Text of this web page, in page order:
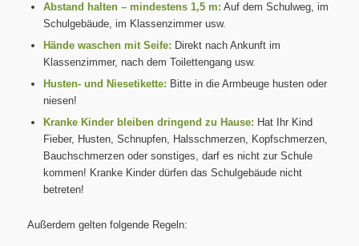
Abstand halten – mindestens 1,5 m: Auf dem Schulweg, im
Schulgebäude, im Klassenzimmer usw.
Hände waschen mit Seife: Direkt nach Ankunft im
Klassenzimmer, nach dem Toilettengang usw.
Husten- und Niesetikette: Bitte in die Armbeuge husten oder
niesen!
Kranke Kinder bleiben dringend zu Hause: Hat Ihr Kind
Fieber, Husten, Schnupfen, Halsschmerzen, Kopfschmerzen,
Bauchschmerzen oder sonstiges, darf es nicht zur Schule
kommen! Kranke Kinder dürfen das Schulgebäude nicht
betreten!
Außerdem gelten folgende Regeln: